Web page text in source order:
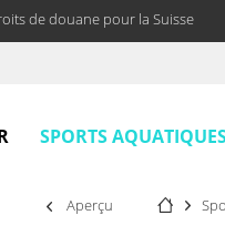
de douane pour la Suisse
SPORTS
Aperçu